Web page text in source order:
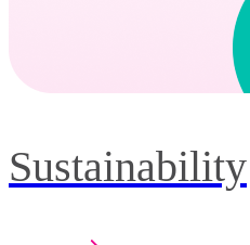
Sustainability